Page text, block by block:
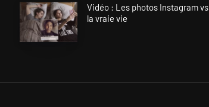
Vidéo : Les photos Instagram vs
la vraie vie